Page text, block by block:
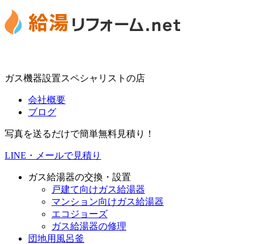
ガス機器設置スペシャリストの店
会社概要
ブログ
写真を送るだけで簡単無料見積り！
LINE・メールで見積り
ガス給湯器の交換・設置
戸建て向けガス給湯器
マンション向けガス給湯器
エコジョーズ
ガス給湯器の修理
団地用風呂釜